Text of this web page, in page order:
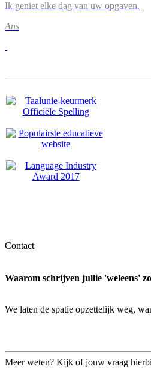
Ik geniet elke dag van uw opgaven.
Ans
Contact
Waarom schrijven jullie 'weleens'
We laten de spatie opzettelijk weg,
Meer weten? Kijk of jouw vraag